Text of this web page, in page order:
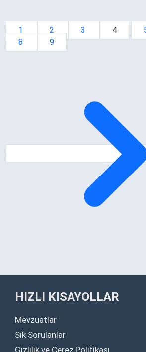
1 2 3 4
8
9
HIZLI KISAYOLLAR
Mevzuatlar
Sık Sorulanlar
Gizlilik ve Çerez Politikası